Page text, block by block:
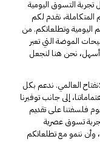
تجربة التسوق اليومية
المتكاملة، نقدم لكم
اليومية وتطلعاتكم. من
الموضة التي تعبر
أسهل، نحن هنا لنجعل
العالمي. ندعم بكل
إلى جانب توفيرنا
فلسفتنا على تقديم
تسوق عصرية
ننمو مع تطلعاتكم